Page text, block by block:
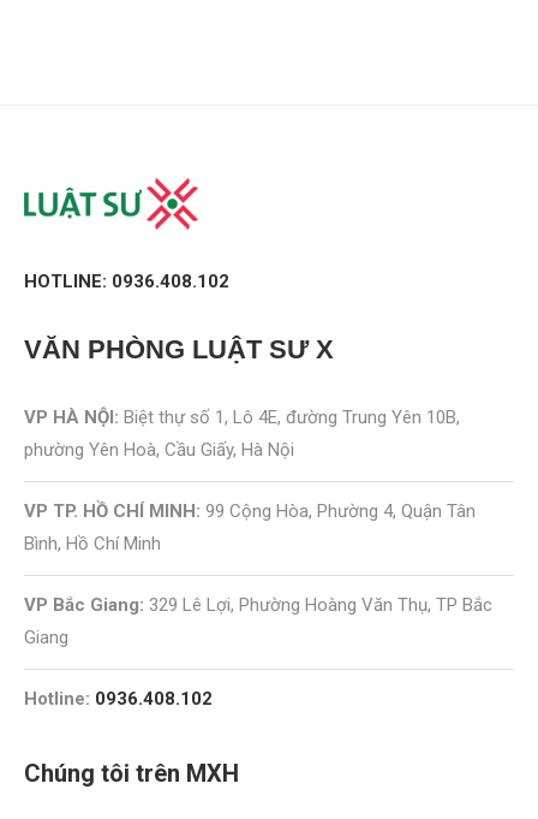
HOTLINE: 0936.408.102
VĂN PHÒNG LUẬT SƯ X
VP HÀ NỘI: Biệt thự số 1, Lô 4E, đường Trung Yên 10B,
phường Yên Hoà, Cầu Giấy, Hà Nội
VP TP. HỒ CHÍ MINH: 99 Cộng Hòa, Phường 4, Quận Tân
Bình, Hồ Chí Minh
VP Bắc Giang: 329 Lê Lợi, Phường Hoàng Văn Thụ, TP Bắc
Giang
Hotline: 0936.408.102
Chúng tôi trên MXH